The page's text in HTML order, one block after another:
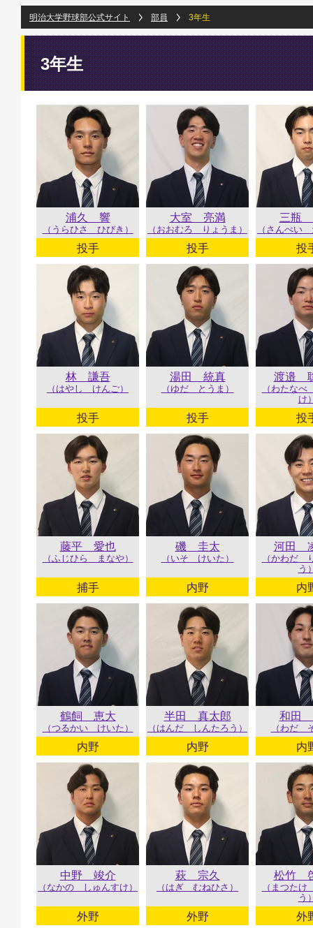
明治大学野球部公式サイト 部員 3年生
3年生
浦久 響
（うらひさ ひびき）
投手
大室 亮満
（おおむろ りょうま）
投手
三瓶
（さんぺい
投
林 謙吾
（はやし けんご）
投手
湯田 統真
（ゆだ とうま）
投手
渡邉
（わたな
け
投
藤平 愛也
（ふじひら まなや）
捕手
磯 圭太
（いそ けいた）
内野
河田
（かわだ
う
内
鶴飼 恵大
（つるかい けいた）
内野
半田 真太郎
（はんだ しんたろう）
内野
和田
（わだ
内
中野 竣介
（なかの しゅんすけ）
外野
萩 宗久
（はぎ むねひさ）
外野
松竹
（まつた
う
外